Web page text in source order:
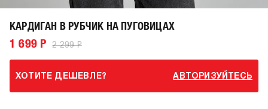
КАРДИГАН В РУБЧИК НА ПУГОВИЦАХ
1 699 Р 2 299 Р
ХОТИТЕ ДЕШЕВЛЕ? АВТОРИЗУЙТЕСЬ